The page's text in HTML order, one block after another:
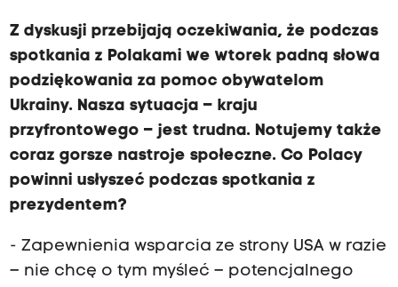
Z dyskusji przebijają oczekiwania, że podczas
spotkania z Polakami we wtorek padną słowa
podziękowania za pomoc obywatelom
Ukrainy. Nasza sytuacja – kraju
przyfrontowego – jest trudna. Notujemy także
coraz gorsze nastroje społeczne. Co Polacy
powinni usłyszeć podczas spotkania z
prezydentem?
- Zapewnienia wsparcia ze strony USA w razie
– nie chcę o tym myśleć – potencjalnego